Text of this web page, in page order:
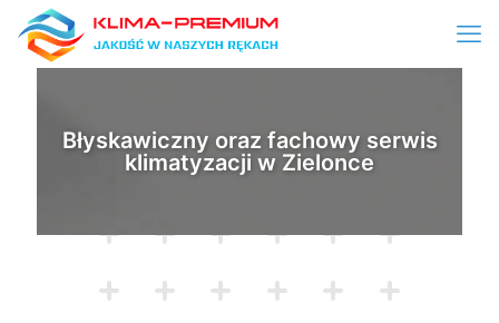
Błyskawiczny oraz fachowy serwis
klimatyzacji w Zielonce